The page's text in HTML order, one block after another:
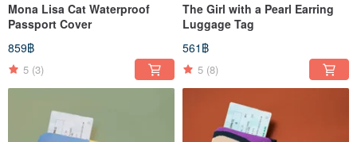
Mona Lisa Cat Waterproof
Passport Cover
859฿
5 (3)
The Girl with a Pearl Earring
Luggage Tag
561฿
5 (8)